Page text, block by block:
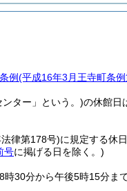
例(平成16年3月王寺町条
ター」という。)の休館日
律第178号)に規定する休日
号に掲げる日を除く。)
30分から午後5時15分まで